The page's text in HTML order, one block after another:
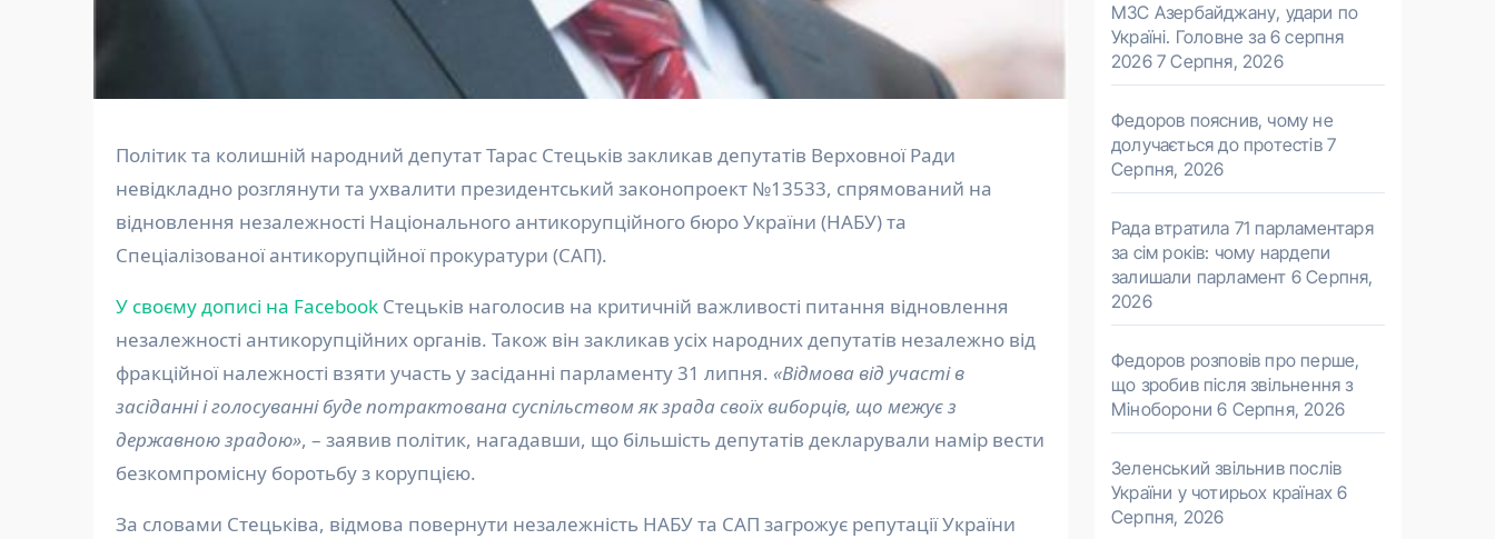
Політик та колишній народний депутат Тарас Стецьків закликав депутатів Верховної Ради
невідкладно розглянути та ухвалити президентський законопроект №13533, спрямований на
відновлення незалежності Національного антикорупційного бюро України (НАБУ) та
Спеціалізованої антикорупційної прокуратури (САП).
У своєму дописі на Facebook Стецьків наголосив на критичній важливості питання відновлення
незалежності антикорупційних органів. Також він закликав усіх народних депутатів незалежно від
фракційної належності взяти участь у засіданні парламенту 31 липня. «Відмова від участі в
засіданні і голосуванні буде потрактована суспільством як зрада своїх виборців, що межує з
державною зрадою», – заявив політик, нагадавши, що більшість депутатів декларували намір вести
безкомпромісну боротьбу з корупцією.
За словами Стецьківа, відмова повернути незалежність НАБУ та САП загрожує репутації України
МЗС Азербайджану, удари по
Україні. Головне за 6 серпня
2026 7 Серпня, 2026
Федоров пояснив, чому не
долучається до протестів 7
Серпня, 2026
Рада втратила 71 парламентаря
за сім років: чому нардепи
залишали парламент 6 Серпня,
2026
Федоров розповів про перше,
що зробив після звільнення з
Міноборони 6 Серпня, 2026
Зеленський звільнив послів
України у чотирьох країнах 6
Серпня, 2026